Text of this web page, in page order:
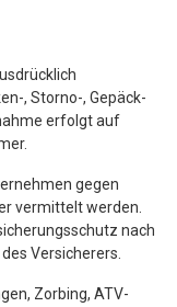
, Storno-, Gepäck-
erfolgt auf
gegen
vermittelt werden.
nach
Versicherers.
Zorbing, ATV-